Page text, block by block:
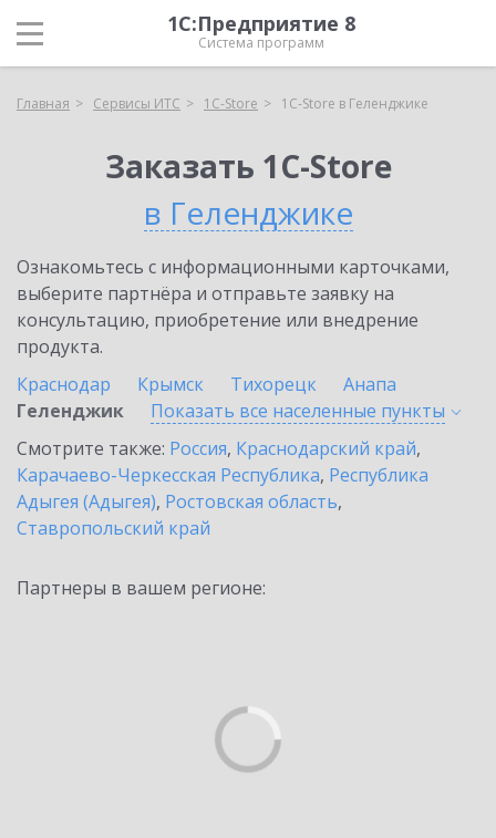
1С:Предприятие 8
Система программ
Главная Сервисы ИТС 1C-Store 1C-Store в Геленджике
Заказать 1C-Store
в Геленджике
Ознакомьтесь с информационными карточками,
выберите партнёра и отправьте заявку на
консультацию, приобретение или внедрение
продукта.
Краснодар
Крымск Тихорецк
Анапа
Геленджик
Показать все населенные пункты
Смотрите также: Россия, Краснодарский край,
Карачаево-Черкесская Республика, Республика
Адыгея (Адыгея), Ростовская область,
Ставропольский край
Партнеры в вашем регионе: